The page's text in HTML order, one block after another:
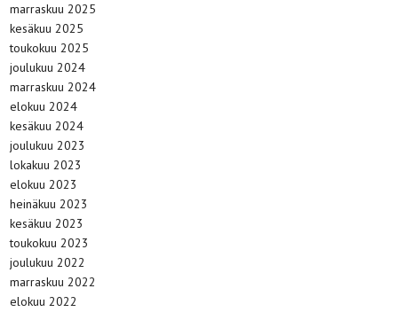
marraskuu 2025
kesäkuu 2025
toukokuu 2025
joulukuu 2024
marraskuu 2024
elokuu 2024
kesäkuu 2024
joulukuu 2023
lokakuu 2023
elokuu 2023
heinäkuu 2023
kesäkuu 2023
toukokuu 2023
joulukuu 2022
marraskuu 2022
elokuu 2022